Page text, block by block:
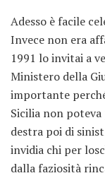
Adesso è facile
Invece non era
1991 lo invitai a
Ministero della
importante
Sicilia non
destra poi di
invidia chi per
dalla faziosità